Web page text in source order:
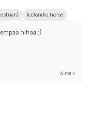
Icelandic horse
hihaa :)
viime v